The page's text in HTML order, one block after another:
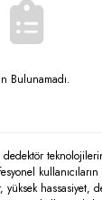
Bulunamadı.
kullanıcıların
yüksek hassasiyet,